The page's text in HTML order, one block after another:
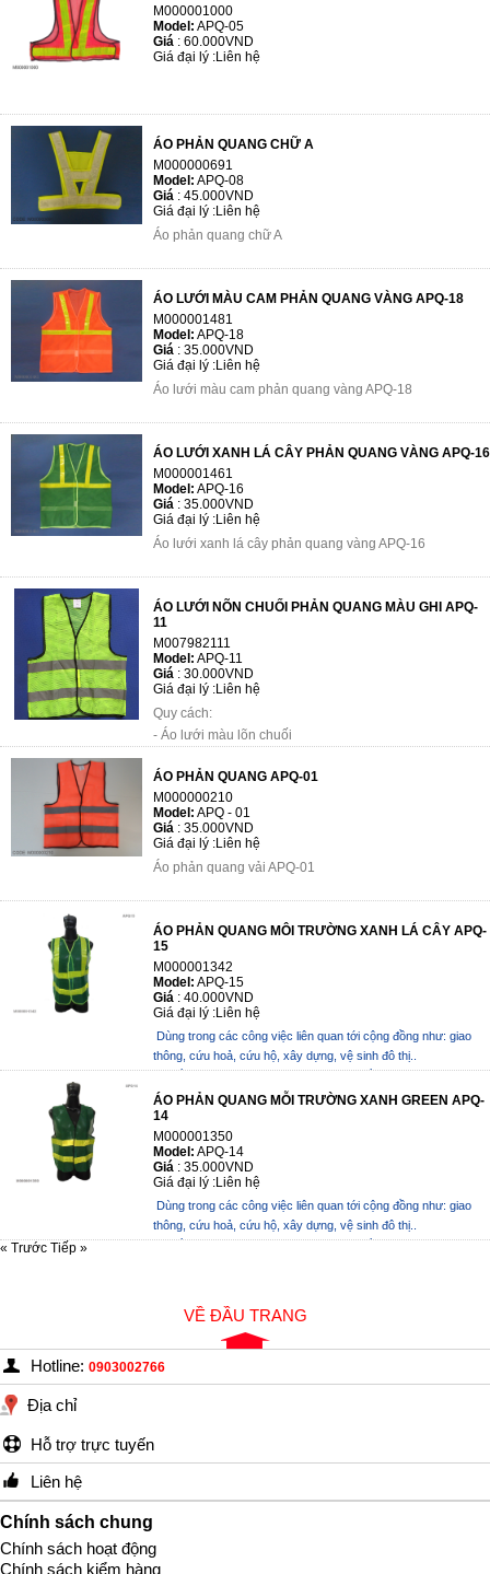
M000001000
Model: APQ-05
Giá : 60.000VND
Giá đại lý :Liên hệ
ÁO PHẢN QUANG CHỮ A
M000000691
Model: APQ-08
Giá : 45.000VND
Giá đại lý :Liên hệ
Áo phản quang chữ A
ÁO LƯỚI MÀU CAM PHẢN QUANG VÀNG APQ-18
M000001481
Model: APQ-18
Giá : 35.000VND
Giá đại lý :Liên hệ
Áo lưới màu cam phản quang vàng APQ-18
ÁO LƯỚI XANH LÁ CÂY PHẢN QUANG VÀNG APQ-16
M000001461
Model: APQ-16
Giá : 35.000VND
Giá đại lý :Liên hệ
Áo lưới xanh lá cây phản quang vàng APQ-16
ÁO LƯỚI NÕN CHUỐI PHẢN QUANG MÀU GHI APQ-
11
M007982111
Model: APQ-11
Giá : 30.000VND
Giá đại lý :Liên hệ
Quy cách:
- Áo lưới màu lõn chuối
quanh bụng.
ÁO PHẢN QUANG APQ-01
M000000210
Model: APQ - 01
Giá : 35.000VND
Giá đại lý :Liên hệ
Áo phản quang vải APQ-01
ÁO PHẢN QUANG MÔI TRƯỜNG XANH LÁ CÂY APQ-
15
M000001342
Model: APQ-15
Giá : 40.000VND
Giá đại lý :Liên hệ
Dùng trong các công việc liên quan tới cộng đồng như: giao
thông, cứu hoả, cứu hộ, xây dựng, vệ sinh đô thị..
- Chất liệu: Vải lưới thoáng mát, dải – Chất li...
ÁO PHẢN QUANG MỖI TRƯỜNG XANH GREEN APQ-
14
M000001350
Model: APQ-14
Giá : 35.000VND
Giá đại lý :Liên hệ
Dùng trong các công việc liên quan tới cộng đồng như: giao
thông, cứu hoả, cứu hộ, xây dựng, vệ sinh đô thị..
- Chất liệu: Vải lưới thoáng mát, dải – Chất li...
« Trước Tiếp »
VỀ ĐẦU TRANG
Hotline: 0903002766
Địa chỉ
Hỗ trợ trực tuyến
Liên hệ
Chính sách chung
Chính sách hoạt động
Chính sách kiểm hàng